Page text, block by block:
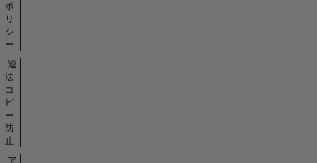
ポ
リ
シ
ー
違
法
コ
ピ
ー
防
止
ア